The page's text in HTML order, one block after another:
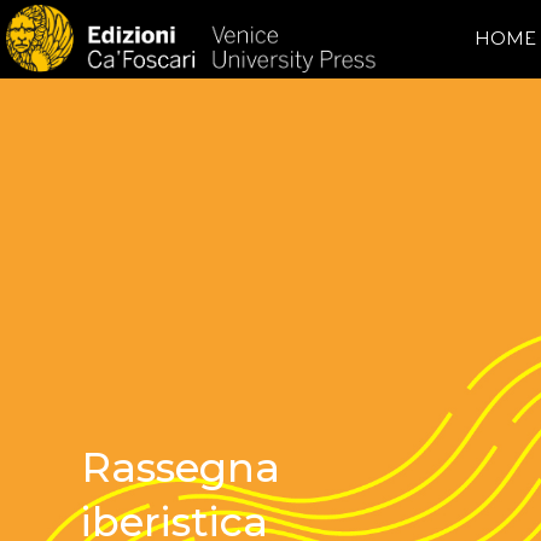
HOME
Rassegna
iberistica